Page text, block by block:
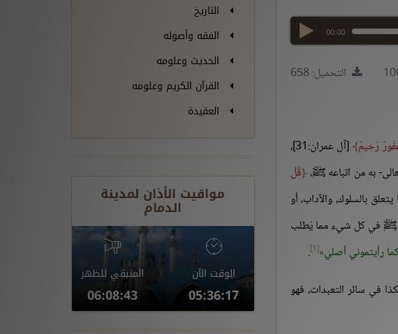
00:00
التحميل: 658
رَحِيمٌ
[آل عمران:31]،
به من اتباعه ﷺ، قُلْ
بالسلوك، والآداب، أو
ﷺ في كل شيء مما يُطلب
رأيتموني أصلي [1]
.
في سائر التعبدات، فهو
التاريخ
الفقه وأصوله
الحديث وعلومه
القرآن الكريم وعلومه
العقيدة
مواقيت الأذان لمدينة
الدمام
الوقت الآن
05:36:18
المتبقي للظهر
06:08:42